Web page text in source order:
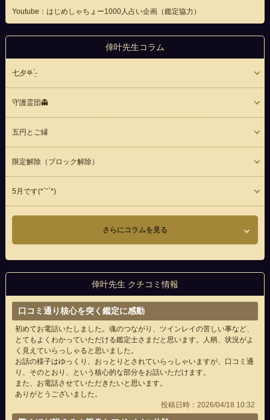
Youtube：はじめしゃちょー1000人占い企画（鑑定協力）
倖叶先生コラム
七夕‎‎𖤐 ̖́-‬
守護霊団👻
五円とご縁
限定解除（ブロック解除）
5月です(*´˘`*)
さらにコラムを見る
倖叶先生 クチコミ情報
口コミ通り核心を突く鑑定に感動
初めてお電話いたしました。魂のつながり、ツインレイの苦しい事など、
とてもよくわかっていただける鑑定士さまだと思います。人柄、状況がよ
く見えていらっしゃると思いました。
お話の様子はゆっくり、おっとりとされていらっしゃいますが、口コミ通
り、そのとおり、という核心的な部分をお話いただけます。
また、お電話させていただきたいと思います。
ありがとうございました。
投稿日時：2026/04/18 10:32